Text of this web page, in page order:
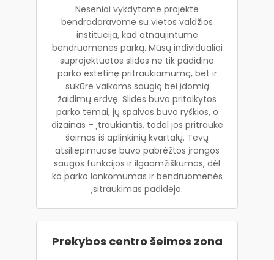
Neseniai vykdytame projekte
bendradaravome su vietos valdžios
institucija, kad atnaujintume
bendruomenės parką. Mūsų individualiai
suprojektuotos slidės ne tik padidino
parko estetinę pritraukiamumą, bet ir
sukūrė vaikams saugią bei įdomią
žaidimų erdvę. Slidės buvo pritaikytos
parko temai, jų spalvos buvo ryškios, o
dizainas – įtraukiantis, todėl jos pritraukė
šeimas iš aplinkinių kvartalų. Tėvų
atsiliepimuose buvo pabrėžtos įrangos
saugos funkcijos ir ilgaamžiškumas, dėl
ko parko lankomumas ir bendruomenės
įsitraukimas padidėjo.
Prekybos centro šeimos zona